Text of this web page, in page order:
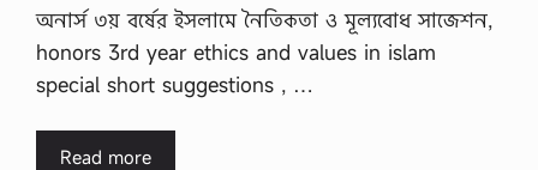
অনার্স ৩য় বর্ষের ইসলামে নৈতিকতা ও মূল্যবোধ সাজেশন,
honors 3rd year ethics and values in islam
special short suggestions , …
Read more